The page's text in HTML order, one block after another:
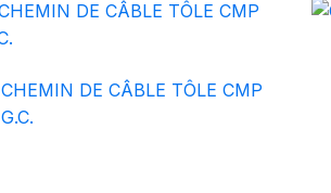
CHEMIN DE CÂBLE TÔLE CMP
G.C.